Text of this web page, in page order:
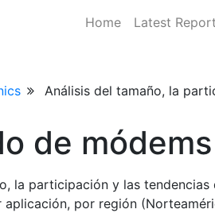
Home Latest
Análisis del tamaño, la
de
la participación y las
por región